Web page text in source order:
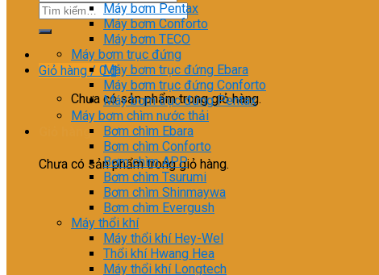
Tìm
Giỏ hàng / 0₫
Chưa có sản phẩm trong giỏ hàng.
Giỏ hàng
Chưa có sản phẩm trong giỏ hàng.
Máy bơm Pentax
Máy bơm Conforto
Máy bơm TECO
Máy bơm trục đứng
Máy bơm trục đứng Ebara
Máy bơm trục đứng Conforto
Máy bơm trục đứng Pentax
Máy bơm chìm nước thải
Bơm chìm Ebara
Bơm chìm Conforto
Bơm chìm APP
Bơm chìm Tsurumi
Bơm chìm Shinmaywa
Bơm chìm Evergush
Máy thổi khí
Máy thổi khí Hey-Wel
Thổi khí Hwang Hea
Máy thổi khí Longtech